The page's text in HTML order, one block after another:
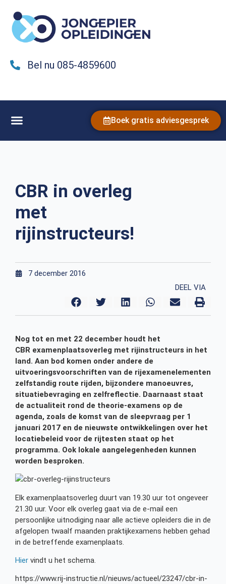
Bel nu 085-4859600
Boek gratis adviesgesprek
CBR in overleg
met
rijinstructeurs!
7 december 2016
DEEL VIA
Nog tot en met 22 december houdt het
CBR examenplaatsoverleg met rijinstructeurs in het
land. Aan bod komen onder andere de
uitvoeringsvoorschriften van de rijexamenelementen
zelfstandig route rijden, bijzondere manoeuvres,
situatiebevraging en zelfreflectie. Daarnaast staat
de actualiteit rond de theorie-examens op de
agenda, zoals de komst van de sleepvraag per 1
januari 2017 en de nieuwste ontwikkelingen over het
locatiebeleid voor de rijtesten staat op het
programma. Ook lokale aangelegenheden kunnen
worden besproken.
Elk examenplaatsoverleg duurt van 19.30 uur tot ongeveer
21.30 uur. Voor elk overleg gaat via de e-mail een
persoonlijke uitnodiging naar alle actieve opleiders die in de
afgelopen twaalf maanden praktijkexamens hebben gehad
in de betreffende examenplaats.
Hier vindt u het schema.
https://www.rij-instructie.nl/nieuws/actueel/23247/cbr-in-